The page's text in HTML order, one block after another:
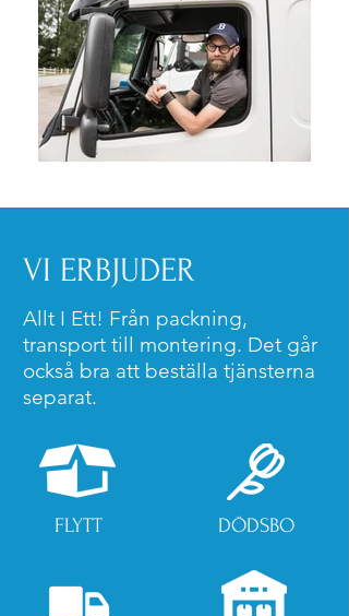
VI ERBJUDER
Allt I Ett! Från packning,
transport till montering. Det går
också bra att beställa tjänsterna
separat.
FLYTT DÖDSBO